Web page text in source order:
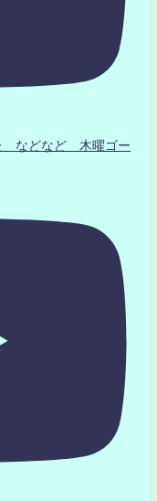
などなど 木曜ゴー